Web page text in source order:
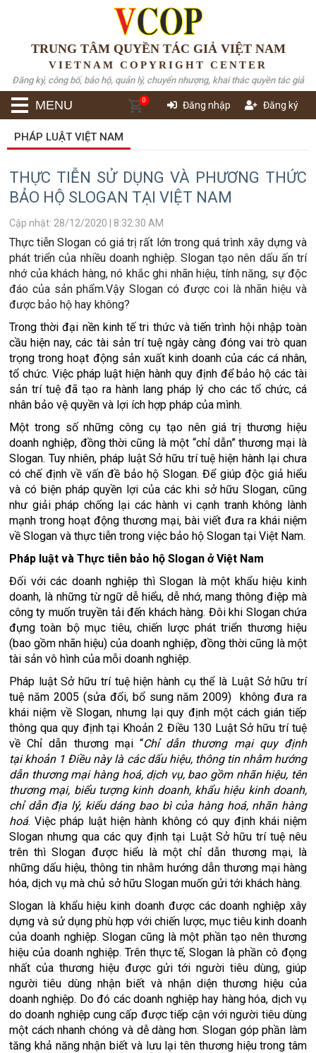
TRUNG TÂM QUYỀN TÁC GIẢ VIỆT NAM
VIETNAM COPYRIGHT CENTER
Đăng ký, công bố, bảo hộ, quản lý, chuyển nhượng, khai thác quyền tác giả
0 Đăng nhập Đăng ký
MENU
PHÁP LUẬT VIỆT NAM
THỰC TIỄN SỬ DỤNG VÀ PHƯƠNG THỨC
BẢO HỘ SLOGAN TẠI VIỆT NAM
Cập nhật: 28/12/2020 | 8:32:30 AM
Thực tiễn Slogan có giá trị rất lớn trong quá trình xây dựng và
phát triển của nhiều doanh nghiệp. Slogan tạo nên dấu ấn trí
nhớ của khách hàng, nó khắc ghi nhãn hiệu, tính năng, sự độc
đáo của sản phẩm.Vậy Slogan có được coi là nhãn hiệu và
được bảo hộ hay không?
Trong thời đại nền kinh tế tri thức và tiến trình hội nhập toàn
cầu hiện nay, các tài sản trí tuệ ngày càng đóng vai trò quan
trọng trong hoạt động sản xuất kinh doanh của các cá nhân,
tổ chức. Việc pháp luật hiện hành quy định để bảo hộ các tài
sản trí tuệ đã tạo ra hành lang pháp lý cho các tổ chức, cá
nhân bảo vệ quyền và lợi ích hợp pháp của mình.
Một trong số những công cụ tạo nên giá trị thương hiệu
doanh nghiệp, đồng thời cũng là một “chỉ dẫn” thương mại là
Slogan. Tuy nhiên, pháp luật Sở hữu trí tuệ hiện hành lại chưa
có chế định về vấn đề bảo hộ Slogan. Để giúp độc giả hiểu
và có biện pháp quyền lợi của các khi sở hữu Slogan, cũng
như giải pháp chống lại các hành vi cạnh tranh không lành
mạnh trong hoạt động thương mại, bài viết đưa ra khái niệm
về Slogan và thực tiễn trong việc bảo hộ Slogan tại Việt Nam.
Pháp luật và Thực tiễn bảo hộ Slogan ở Việt Nam
Đối với các doanh nghiệp thì Slogan là một khẩu hiệu kinh
doanh, là những từ ngữ dễ hiểu, dễ nhớ, mang thông điệp mà
công ty muốn truyền tải đến khách hàng. Đôi khi Slogan chứa
đựng toàn bộ mục tiêu, chiến lược phát triển thương hiệu
(bao gồm nhãn hiệu) của doanh nghiệp, đồng thời cũng là một
tài sản vô hình của mỗi doanh nghiệp.
Pháp luật Sở hữu trí tuệ hiện hành cụ thể là Luật Sở hữu trí
tuệ năm 2005 (sửa đổi, bổ sung năm 2009) không đưa ra
khái niệm về Slogan, nhưng lại quy định một cách gián tiếp
thông qua quy định tại Khoản 2 Điều 130 Luật Sở hữu trí tuệ
về Chỉ dẫn thương mại “Chỉ dẫn thương mại quy định
tạikhoản1 Điều này là các dấu hiệu, thông tin nhằm hướng
dẫn thương mại hàng hoá, dịch vụ, bao gồm nhãn hiệu, tên
thương mại, biểu tượng kinh doanh, khẩu hiệu kinh doanh,
chỉ dẫn địa lý, kiểu dáng bao bì của hàng hoá, nhãn hàng
hoá. Việc pháp luật hiện hành không có quy định khái niệm
Slogan nhưng qua các quy định tại Luật Sở hữu trí tuệ nêu
trên thì Slogan được hiểu là một chỉ dẫn thương mại, là
những dấu hiệu, thông tin nhằm hướng dẫn thương mại hàng
hóa, dịch vụ mà chủ sở hữu Slogan muốn gửi tới khách hàng.
Slogan là khẩu hiệu kinh doanh được các doanh nghiệp xây
dựng và sử dụng phù hợp với chiến lược, mục tiêu kinh doanh
của doanh nghiệp. Slogan cũng là một phần tạo nên thương
hiệu của doanh nghiệp. Trên thực tế, Slogan là phần cô đọng
nhất của thương hiệu được gửi tới người tiêu dùng, giúp
người tiêu dùng nhận biết và nhận diện thương hiệu của
doanh nghiệp. Do đó các doanh nghiệp hay hàng hóa, dịch vụ
do doanh nghiệp cung cấp được tiếp cận với người tiêu dùng
một cách nhanh chóng và dễ dàng hơn. Slogan góp phần làm
tăng khả năng nhận biết và lưu lại tên thương hiệu trong tâm